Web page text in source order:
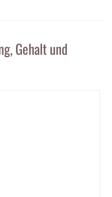
Gehalt und